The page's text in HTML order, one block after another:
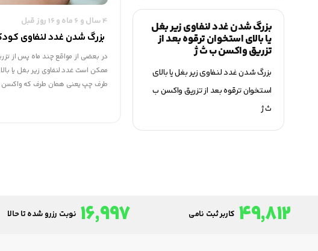
بزرگ شدن غدد لنفاوی زیر بغل
یا بالای استخوان ترقوه بعد از
تزریق واکسن ب ث ژ
بزرگ شدن غدد لنفاوی زیر بغل یا بالای
استخوان ترقوه بعد از تزریق واکسن ب
ث ژ
4 سال و 6 ماه و 16 روز قبل
بزرگ شدن غدد لنفاوی
در بعضی از مواقع چند ماه پس از
ممکن است غدد لنفاوی زیر بغل یا
طرف چپ یعنی همان طرف که واکسن
49,812 کاربر ثبت نامی 16,997 نوبت رزرو شده تا حالا